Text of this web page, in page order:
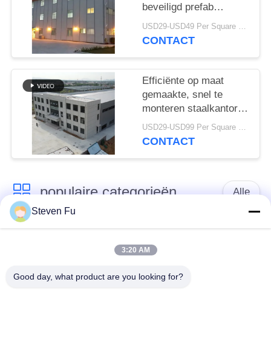
beveiligd prefab
hotelgebouw
USD29-USD49 Per Square Meter MOQ:200 vierkante meter
CONTACT
Efficiënte op maat
gemaakte, snel te
monteren staalkantoren
voor moderne bedrijvenUSD29-USD99 Per Square Meter MOQ:200 vierkante meter
CONTACT
populaire categorieën Alle
stalen structuur
De Workshop van de
staalstructuur
de bouw van de
De vervaardiging van
Steven Fu
3:20 AM
Good day, what product are you looking for?